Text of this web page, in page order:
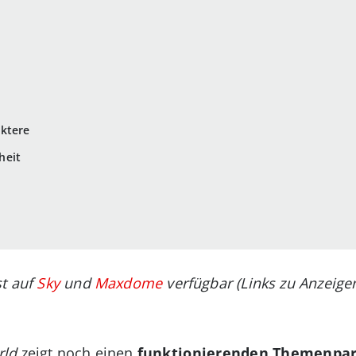
aufSkyundMaxdomeverfügbar (Links zu